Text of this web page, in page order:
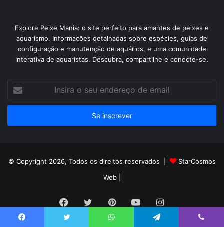
Explore Peixe Mania: o site perfeito para amantes de peixes e
aquarismo. Informações detalhadas sobre espécies, guias de
configuração e manutenção de aquários, e uma comunidade
interativa de aquaristas. Descubra, compartilhe e conecte-se.
seu
de
© Copyright 2026, Todos os direitos reservados |
StarCosmos
Web|
Facebook
TwitterPinterestYouTubeInstagram